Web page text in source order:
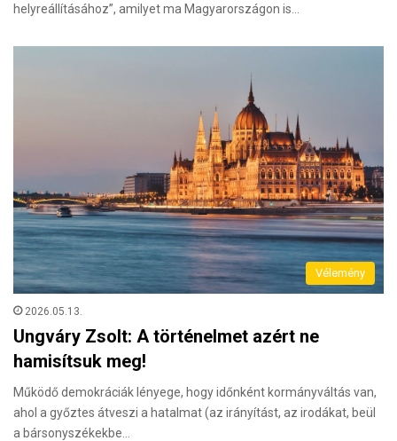
helyreállításához”, amilyet ma Magyarországon is…
Vélemény
2026.05.13.
Ungváry Zsolt: A történelmet azért ne
hamisítsuk meg!
Működő demokráciák lényege, hogy időnként kormányváltás van,
ahol a győztes átveszi a hatalmat (az irányítást, az irodákat, beül
a bársonyszékekbe…